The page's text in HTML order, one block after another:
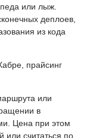
или лыж.
деплоев,
из кода
прайсинг
или
в
Цена при этом
или считаться по